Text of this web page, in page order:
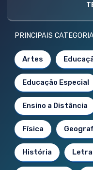
PRINCIPAIS
Artes
Educação Especial
Ensino a Distância
Física
História